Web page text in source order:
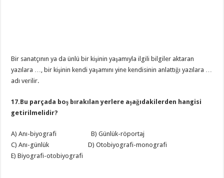
Bir sanatçının ya da ünlü bir kişinin yaşamıyla ilgili bilgiler aktaran
yazılara …, bir kişinin kendi yaşamını yine kendisinin anlattığı yazılara …
adı verilir.
17.Bu parçada boş bırakılan yerlere aşağıdakilerden hangisi
getirilmelidir?
A) Anı-biyografi B) Günlük-röportaj
C) Anı-günlük D) Otobiyografi-monografi
E) Biyografi-otobiyografi